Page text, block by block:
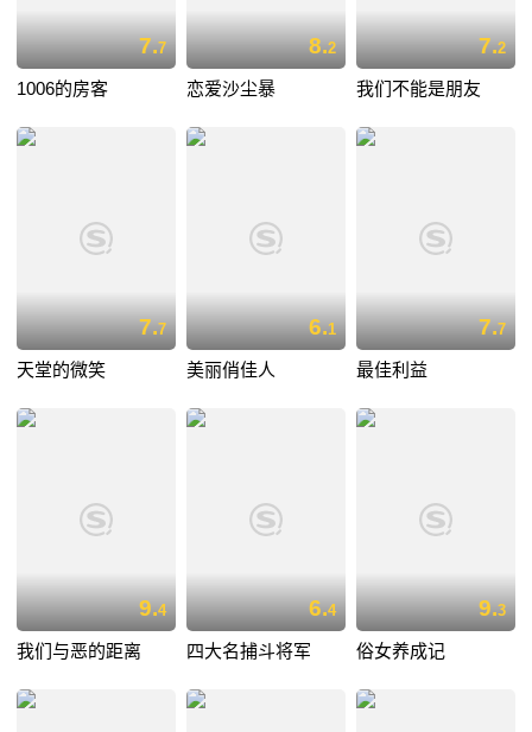
7.7
1006的房客
8.2
恋爱沙尘暴
7.2
我们不能是朋友
7.7
天堂的微笑
6.1
美丽俏佳人
7.7
最佳利益
9.4
我们与恶的距离
6.4
四大名捕斗将军
9.3
俗女养成记